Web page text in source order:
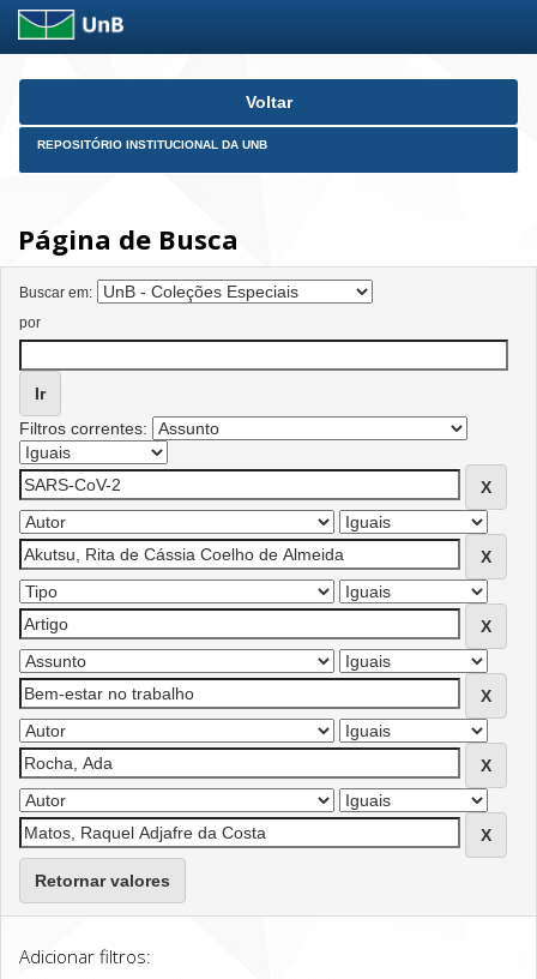
Skip
Voltar
REPOSITÓRIO INSTITUCIONAL DA UNB
Página de Busca
Buscar em:
por
Filtros correntes:
Retornar valores
Adicionar filtros: